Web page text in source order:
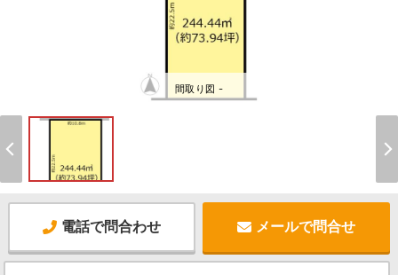
間取り図 -
電話で問合わせ メールで問合せ